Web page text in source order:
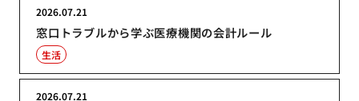
窓口トラブルから学ぶ医療機関の会計ルール
2026.07.21
生活
2026.07.21